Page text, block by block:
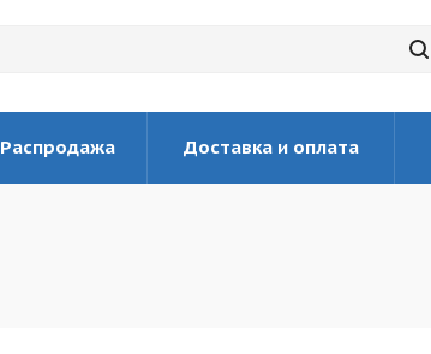
Распродажа Доставка и оплата